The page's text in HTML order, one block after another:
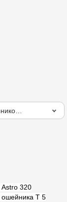
320
ошейника T 5